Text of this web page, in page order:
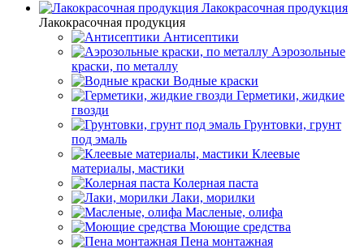
Лакокрасочная продукция
Лакокрасочная продукция
Антисептики
Аэрозольные
краски, по металлу
Водные краски
Герметики, жидкие
гвозди
Грунтовки, грунт
под эмаль
Клеевые
материалы, мастики
Колерная паста
Лаки, морилки
Масленые, олифа
Моющие средства
Пена монтажная